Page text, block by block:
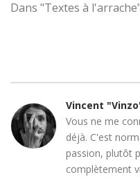
Dans "Textes à l'arrache"
Vincent
Vous ne me
déjà. C'est
passion, plutôt
complètement